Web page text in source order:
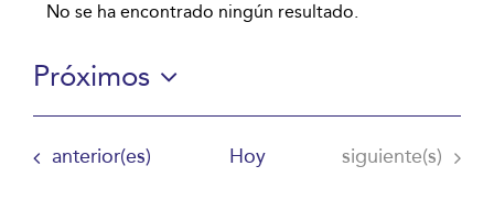
Aviso
No se ha encontrado ningún resultado.
Próximos
Selecciona
fecha.
Eventos
anterior(es) Hoy Eventos
siguiente(s)